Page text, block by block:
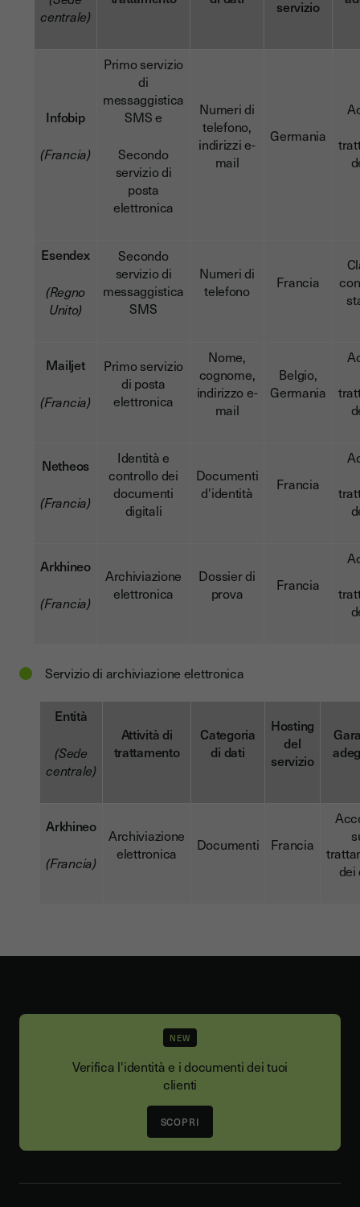
centrale)
servizio
Infobip
(Francia)
Primo servizio
di
messaggistica
SMS e
Secondo
servizio di
posta
elettronica
Numeri di
telefono,
indirizzi e-
mail
Germania
Esendex
(Regno
Unito)
Secondo
servizio di
messaggistica
SMS
Numeri di
telefono
Francia
Mailjet
(Francia)
Primo servizio
di posta
elettronica
Nome,
cognome,
indirizzo e-
mail
Belgio,
Germania
Netheos
(Francia)
Identità e
controllo dei
documenti
digitali
Documenti
d'identità
Francia
Arkhineo
(Francia)
Archiviazione
elettronica
Dossier di
prova
Francia
Servizio di archiviazione elettronica
Entità
(Sede
centrale)
Attività di
trattamento
Categoria
di dati
Hosting
del
servizio
Arkhineo
(Francia)
Archiviazione
elettronica
Documenti Francia
dei
NEW
Verifica l'identità e i documenti dei tuoi
clienti
SCOPRI